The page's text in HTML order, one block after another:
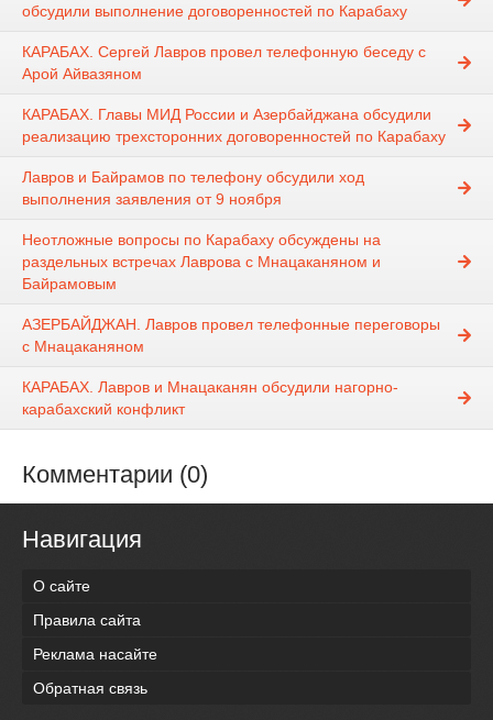
обсудили выполнение договоренностей по Карабаху
КАРАБАХ. Сергей Лавров провел телефонную беседу с
Арой Айвазяном
КАРАБАХ. Главы МИД России и Азербайджана обсудили
реализацию трехсторонних договоренностей по Карабаху
Лавров и Байрамов по телефону обсудили ход
выполнения заявления от 9 ноября
Неотложные вопросы по Карабаху обсуждены на
раздельных встречах Лаврова с Мнацаканяном и
Байрамовым
АЗЕРБАЙДЖАН. Лавров провел телефонные переговоры
с Мнацаканяном
КАРАБАХ. Лавров и Мнацаканян обсудили нагорно-
карабахский конфликт
Комментарии (0)
Навигация
О сайте
Правила сайта
Реклама насайте
Обратная связь